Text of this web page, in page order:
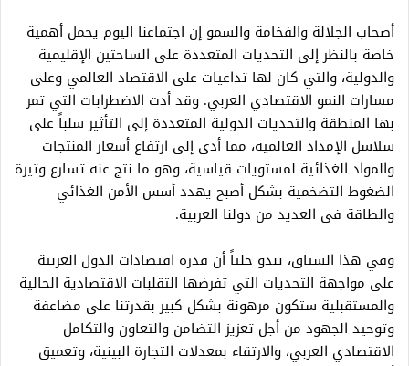
أصحاب الجلالة والفخامة والسمو إن اجتماعنا اليوم يحمل أهمية
خاصة بالنظر إلى التحديات المتعددة على الساحتين الإقليمية
والدولية، والتي كان لها تداعيات على الاقتصاد العالمي وعلى
مسارات النمو الاقتصادي العربي. وقد أدت الاضطرابات التي تمر
بها المنطقة والتحديات الدولية المتعددة إلى التأثير سلباً على
سلاسل الإمداد العالمية، مما أدى إلى ارتفاع أسعار المنتجات
والمواد الغذائية لمستويات قياسية، وهو ما نتج عنه تسارع وتيرة
الضغوط التضخمية بشكل أصبح يهدد أسس الأمن الغذائي
والطاقة في العديد من دولنا العربية.
وفي هذا السياق، يبدو جلياً أن قدرة اقتصادات الدول العربية
على مواجهة التحديات التي تفرضها التقلبات الاقتصادية الحالية
والمستقبلية ستكون مرهونة بشكل كبير بقدرتنا على مضاعفة
وتوحيد الجهود من أجل تعزيز التضامن والتعاون والتكامل
الاقتصادي العربي، والارتقاء بمعدلات التجارة البينية، وتعميق